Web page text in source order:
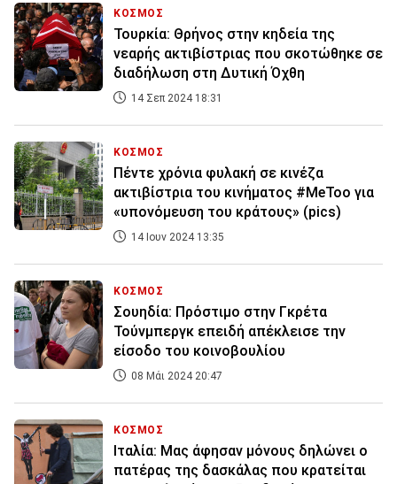
ΚΟΣΜΟΣ
Τουρκία: Θρήνος στην κηδεία της
νεαρής ακτιβίστριας που σκοτώθηκε σε
διαδήλωση στη Δυτική Όχθη
14 Σεπ 2024 18:31
ΚΟΣΜΟΣ
Πέντε χρόνια φυλακή σε κινέζα
ακτιβίστρια του κινήματος #MeToo για
«υπονόμευση του κράτους» (pics)
14 Ιουν 2024 13:35
ΚΟΣΜΟΣ
Σουηδία: Πρόστιμο στην Γκρέτα
Τούνμπεργκ επειδή απέκλεισε την
είσοδο του κοινοβουλίου
08 Μάι 2024 20:47
ΚΟΣΜΟΣ
Ιταλία: Μας άφησαν μόνους δηλώνει ο
πατέρας της δασκάλας που κρατείται